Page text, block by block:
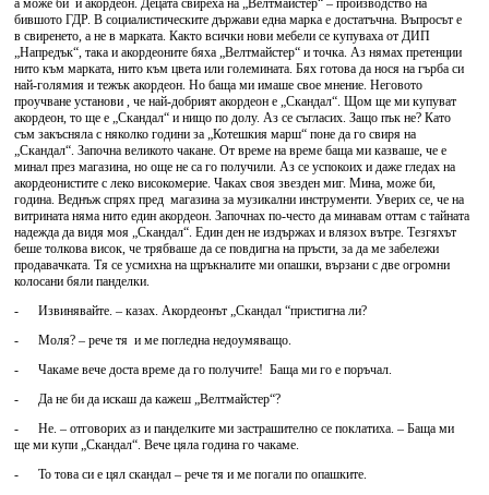
а може би и акордеон. Децата свиреха на „Велтмайстер“ – производство на
бившото ГДР. В социалистическите държави една марка е достатъчна. Въпросът е
в свиренето, а не в марката. Както всички нови мебели се купуваха от ДИП
„Напредък“, така и акордеоните бяха „Велтмайстер“ и точка. Аз нямах претенции
нито към марката, нито към цвета или големината. Бях готова да нося на гърба си
най-голямия и тежък акордеон. Но баща ми имаше свое мнение. Неговото
проучване установи , че най-добрият акордеон е „Скандал“. Щом ще ми купуват
акордеон, то ще е „Скандал“ и нищо по долу. Аз се съгласих. Защо пък не? Като
съм закъсняла с няколко години за „Котешкия марш“ поне да го свиря на
„Скандал“. Започна великото чакане. От време на време баща ми казваше, че е
минал през магазина, но още не са го получили. Аз се успокоих и даже гледах на
акордеонистите с леко високомерие. Чаках своя звезден миг. Мина, може би,
година. Веднъж спрях пред магазина за музикални инструменти. Уверих се, че на
витрината няма нито един акордеон. Започнах по-често да минавам оттам с тайната
надежда да видя моя „Скандал“. Един ден не издържах и влязох вътре. Тезгяхът
беше толкова висок, че трябваше да се повдигна на пръсти, за да ме забележи
продавачката. Тя се усмихна на щръкналите ми опашки, вързани с две огромни
колосани бяли панделки.
- Извинявайте. – казах. Акордеонът „Скандал “пристигна ли?
- Моля? – рече тя и ме погледна недоумяващо.
- Чакаме вече доста време да го получите! Баща ми го е поръчал.
- Да не би да искаш да кажеш „Велтмайстер“?
- Не. – отговорих аз и панделките ми застрашително се поклатиха. – Баща ми
ще ми купи „Скандал“. Вече цяла година го чакаме.
- То това си е цял скандал – рече тя и ме погали по опашките.